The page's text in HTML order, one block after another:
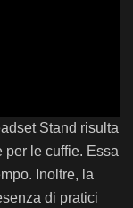
Stand risulta
per le cuffie. Essa
Inoltre, la
di pratici